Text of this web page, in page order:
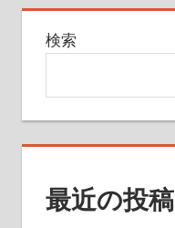
の
ー
ジ
り
検索
最近の投稿